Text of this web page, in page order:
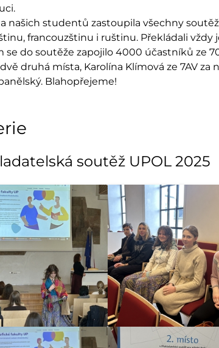
našich studentů zastoupila všechny
francouzštinu i ruštinu. Překládali
se do soutěže zapojilo 4000 účastníků ze
druhá místa, Karolína Klímová ze 7AV za
Blahopřejeme!
soutěž UPOL 2025